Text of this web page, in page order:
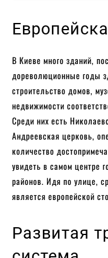
В Киеве много зданий,
дореволюционные годы
строительство домов,
недвижимости
Среди них есть
Андреевская церковь,
количество
увидеть в самом центре
районов. Идя по улице,
является европейской
Развитая